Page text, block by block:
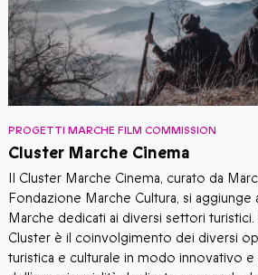
PROGETTI MARCHE FILM COMMISSION
Cluster Marche Cinema
Il Cluster Marche Cinema, curato da
Fondazione Marche Cultura, si aggiunge
Marche dedicati ai diversi settori turistici.
Cluster è il coinvolgimento dei diversi
turistica e culturale in modo innovativo e